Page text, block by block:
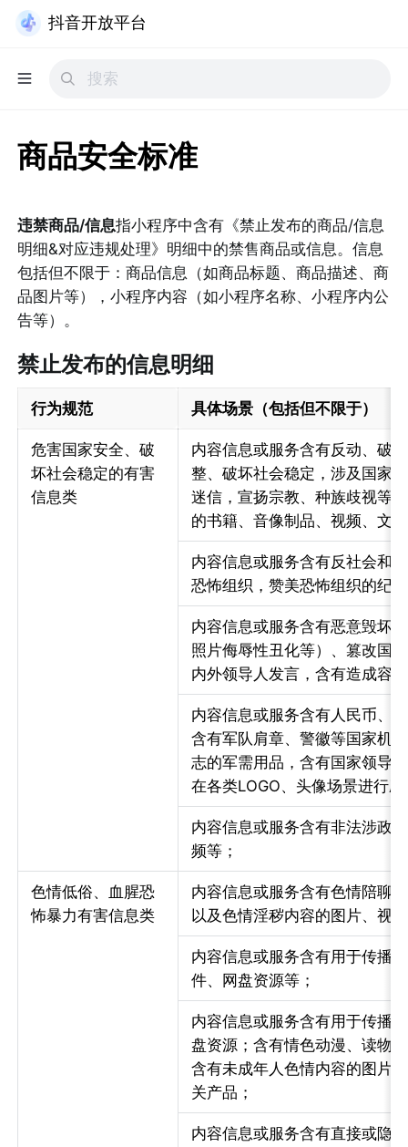
抖音开放平台
商品安全标准
违禁商品/信息指小程序中含有《禁止发布的商品/信息
明细&对应违规处理》明细中的禁售商品或信息。信息
包括但不限于：商品信息（如商品标题、商品描述、商
品图片等），小程序内容（如小程序名称、小程序内公
告等）。
禁止发布的信息明细
行为规范 具体场景（包括但不限于）
危害国家安全、破
坏社会稳定的有害
信息类
内容信息或服务含有反动、破
整、破坏社会稳定，涉及国家
迷信，宣扬宗教、种族歧视等
的书籍、音像制品、视频、文
内容信息或服务含有反社会和
恐怖组织，赞美恐怖组织的纪
内容信息或服务含有恶意毁坏
照片侮辱性丑化等）、篡改国
内外领导人发言，含有造成容
内容信息或服务含有人民币、
含有军队肩章、警徽等国家机
志的军需用品，含有国家领导
在各类LOGO、头像场景进行
内容信息或服务含有非法涉政
频等；
色情低俗、血腥恐
怖暴力有害信息类
内容信息或服务含有色情陪聊
以及色情淫秽内容的图片、视
内容信息或服务含有用于传播
件、网盘资源等；
内容信息或服务含有用于传播
盘资源；含有情色动漫、读物
含有未成年人色情内容的图片
关产品；
内容信息或服务含有直接或隐